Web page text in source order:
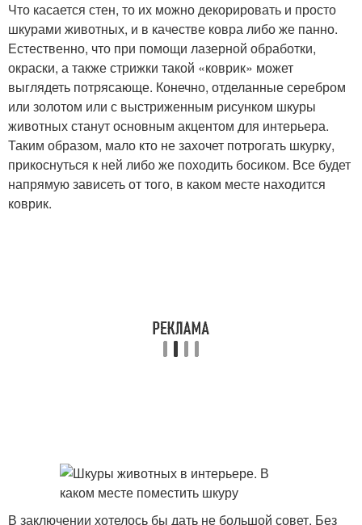
Что касается стен, то их можно декорировать и просто
шкурами животных, и в качестве ковра либо же панно.
Естественно, что при помощи лазерной обработки,
окраски, а также стрижки такой «коврик» может
выглядеть потрясающе. Конечно, отделанные серебром
или золотом или с выстриженным рисунком шкуры
животных станут основным акцентом для интерьера.
Таким образом, мало кто не захочет потрогать шкурку,
прикоснуться к ней либо же походить босиком. Все будет
напрямую зависеть от того, в каком месте находится
коврик.
В заключении хотелось бы дать не большой совет. Без